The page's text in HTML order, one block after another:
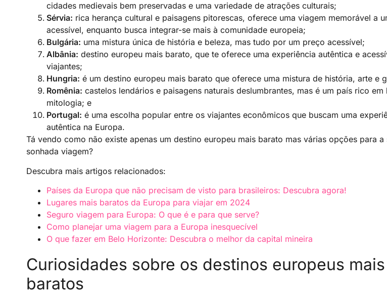
cidades medievais bem preservadas e uma variedade de atrações culturais;
Sérvia: rica herança cultural e paisagens pitorescas, oferece uma viagem memorável a
acessível, enquanto busca integrar-se mais à comunidade europeia;
Bulgária: uma mistura única de história e beleza, mas tudo por um preço acessível;
Albânia: destino europeu mais barato, que te oferece uma experiência autêntica e
viajantes;
Hungria: é um destino europeu mais barato que oferece uma mistura de história, arte e
Romênia: castelos lendários e paisagens naturais deslumbrantes, mas é um país rico em
mitologia; e
Portugal: é uma escolha popular entre os viajantes econômicos que buscam uma
autêntica na Europa.
Tá vendo como não existe apenas um destino europeu mais barato mas várias opções para a
sonhada viagem?
Descubra mais artigos relacionados:
Países da Europa que não precisam de visto para brasileiros: Descubra agora!
Lugares mais baratos da Europa para viajar em 2024
Seguro viagem para Europa: O que é e para que serve?
Como planejar uma viagem para a Europa inesquecível
O que fazer em Belo Horizonte: Descubra o melhor da capital mineira
Curiosidades sobre os destinos europeus
baratos